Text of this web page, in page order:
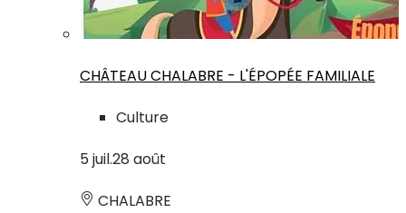
CHÂTEAU CHALABRE - L'ÉPOPÉE FAMILIALE
Culture
5 juil.28 août
CHALABRE